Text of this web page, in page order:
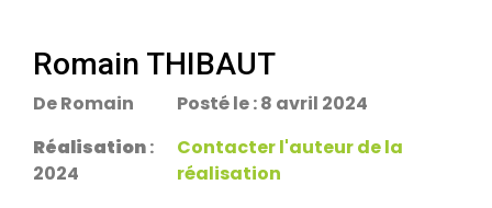
Rans 39700
PDM Yoloxalis
Romain THIBAUT
De Romain
Réalisation:
2024
Posté le : 8 avril 2024
Contacter l'auteur de la
réalisation